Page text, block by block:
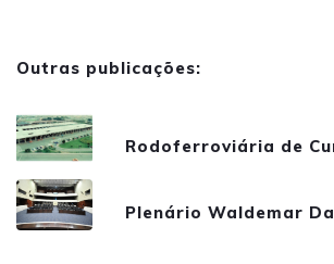
Outras publicações:
Rodoferroviária de
Plenário Waldemar